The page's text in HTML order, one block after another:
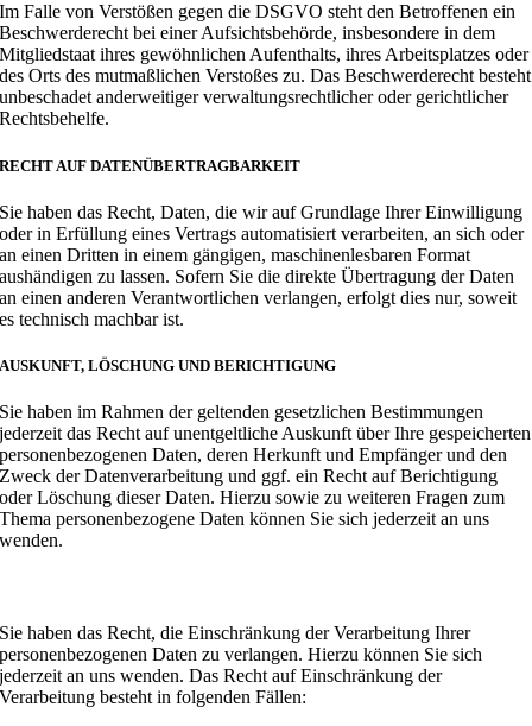
Im Falle von Verstößen gegen die DSGVO steht den Betroffenen ein
Beschwerderecht bei einer Aufsichtsbehörde, insbesondere in dem
Mitgliedstaat ihres gewöhnlichen Aufenthalts, ihres Arbeitsplatzes oder
des Orts des mutmaßlichen Verstoßes zu. Das Beschwerderecht besteht
unbeschadet anderweitiger verwaltungsrechtlicher oder gerichtlicher
Rechtsbehelfe.
RECHT AUF DATEN­ÜBERTRAG­BARKEIT
Sie haben das Recht, Daten, die wir auf Grundlage Ihrer Einwilligung
oder in Erfüllung eines Vertrags automatisiert verarbeiten, an sich oder
an einen Dritten in einem gängigen, maschinenlesbaren Format
aushändigen zu lassen. Sofern Sie die direkte Übertragung der Daten
an einen anderen Verantwortlichen verlangen, erfolgt dies nur, soweit
es technisch machbar ist.
AUSKUNFT, LÖSCHUNG UND BERICHTIGUNG
Sie haben im Rahmen der geltenden gesetzlichen Bestimmungen
jederzeit das Recht auf unentgeltliche Auskunft über Ihre gespeicherten
personenbezogenen Daten, deren Herkunft und Empfänger und den
Zweck der Datenverarbeitung und ggf. ein Recht auf Berichtigung
oder Löschung dieser Daten. Hierzu sowie zu weiteren Fragen zum
Thema personenbezogene Daten können Sie sich jederzeit an uns
wenden.
Sie haben das Recht, die Einschränkung der Verarbeitung Ihrer
personenbezogenen Daten zu verlangen. Hierzu können Sie sich
jederzeit an uns wenden. Das Recht auf Einschränkung der
Verarbeitung besteht in folgenden Fällen: